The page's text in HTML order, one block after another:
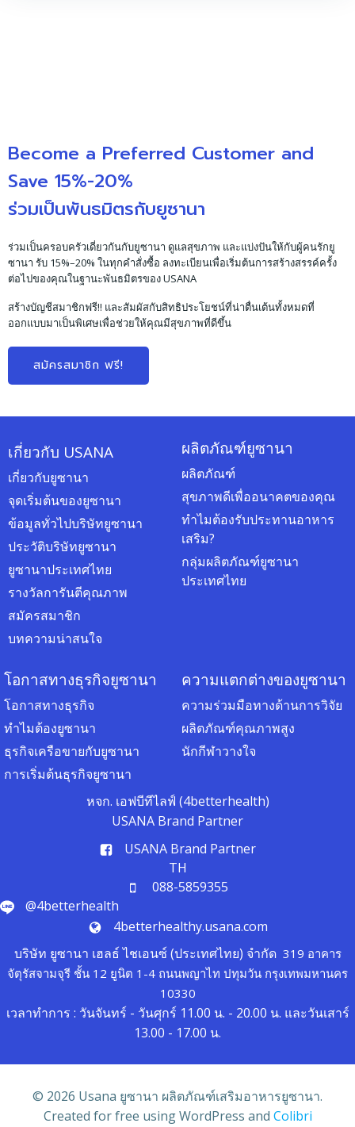
Become a Preferred Customer and
Save 15%-20%
ร่วมเป็นพันธมิตรกับยูซานา
ร่วมเป็นครอบครัวเดี่ยวกันกับยูซานา ดูแลสุขภาพ และแบ่งปันให้กับผู้คนรักยู
ซานา รับ 15%–20% ในทุกคำสั่งซื้อ ลงทะเบียนเพื่อเริ่มต้นการสร้างสรรค์ครั้ง
ต่อไปของคุณในฐานะพันธมิตรของ USANA
สร้างบัญชีสมาชิกฟรี!! และสัมผัสกับสิทธิประโยชน์ที่น่าตื่นเต้นทั้งหมดที่
ออกแบบมาเป็นพิเศษเพื่อช่วยให้คุณมีสุขภาพที่ดีขึ้น
สมัครสมาชิก ฟรี!
เกี่ยวกับ USANA
เกี่ยวกับยูซานา
จุดเริ่มต้นของยูซานา
ข้อมูลทั่วไปบริษัทยูซานา
ประวัติบริษัทยูซานา
ยูซานาประเทศไทย
รางวัลการันตีคุณภาพ
สมัครสมาชิก
บทความน่าสนใจ
ผลิตภัณฑ์ยูซานา
ผลิตภัณฑ์
สุขภาพดีเพื่ออนาคตของคุณ
ทำไมต้องรับประทานอาหาร
เสริม?
กลุ่มผลิตภัณฑ์ยูซานา
ประเทศไทย
โอกาสทางธุรกิจยูซานา
โอกาสทางธุรกิจ
ทำไมต้องยูซานา
ธุรกิจเครือขายกับยูซานา
การเริ่มต้นธุรกิจยูซานา
ความแตกต่างของยูซานา
ความร่วมมือทางด้านการวิจัย
ผลิตภัณฑ์คุณภาพสูง
นักกีฬาวางใจ
หจก. เอฟบีทีไลฟ์ (4betterhealth)
USANA Brand Partner
USANA Brand Partner
TH
088-5859355
@4betterhealth
4betterhealthy.usana.com
บริษัท ยูซานา เฮลธ์ ไชเอนซ์ (ประเทศไทย) จำกัด 319 อาคาร
จัตุรัสจามจุรี ชั้น 12 ยูนิต 1-4 ถนนพญาไท ปทุมวัน กรุงเทพมหานคร
10330
เวลาทำการ : วันจันทร์ - วันศุกร์ 11.00 น. - 20.00 น. และวันเสาร์
13.00 - 17.00 น.
© 2026 Usana ยูซานา ผลิตภัณฑ์เสริมอาหารยูซานา.
Created for free using WordPress and Colibri